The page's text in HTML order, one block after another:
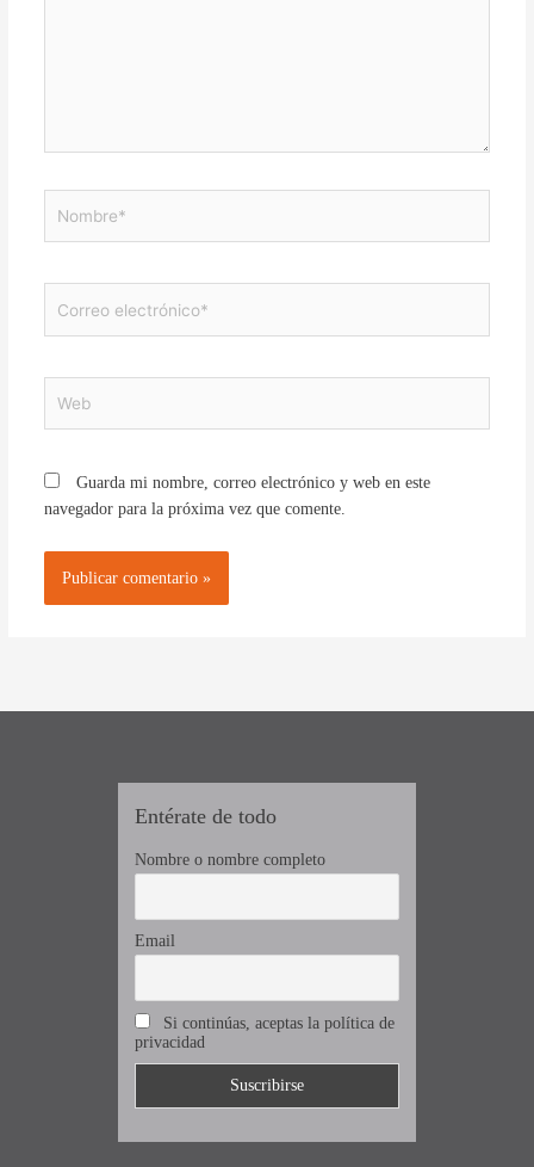
electrónico*
Guarda mi nombre, correo electrónico y web en este
navegador para la próxima vez que comente.
Entérate de todo
Nombre o nombre completo
Email
Si continúas, aceptas la política de
privacidad